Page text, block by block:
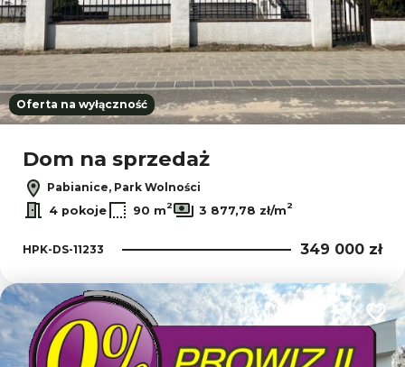
Oferta na wyłączność
Dom na sprzedaż
Pabianice, Park Wolności
4 pokoje
90 m2 3 877,78 zł/m2
HPK-DS-11233 349 000 zł